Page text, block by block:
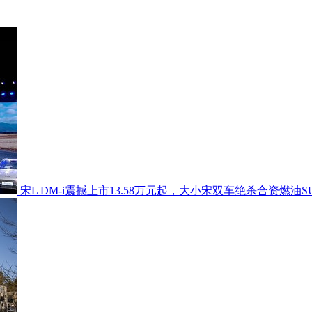
宋L DM-i震撼上市13.58万元起，大小宋双车绝杀合资燃油